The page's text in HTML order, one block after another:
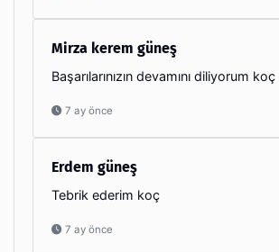
Mirza kerem güneş
Başarılarınızın devamını diliyorum koç
7 ay önce
Erdem güneş
Tebrik ederim koç
7 ay önce